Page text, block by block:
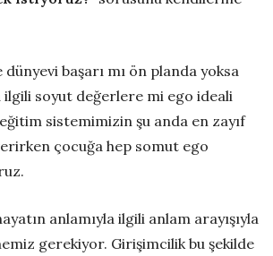
başarı mı ön planda yoksa
ilgili soyut değerlere mi ego ideali
sistemimizin şu anda en zayıf
çocuğa hep somut ego
anlamıyla ilgili anlam arayışıyla
gerekiyor. Girişimcilik bu şekilde